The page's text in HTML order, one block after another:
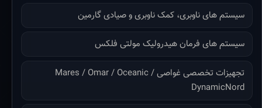
سیستم های ناوبری، کمک ناوبری و صیادی گارمین
سیستم های فرمان هیدرولیک مولتی فلکس
تجهیزات تخصصی غواصی Mares / Omar / Oceanic /
DynamicNord